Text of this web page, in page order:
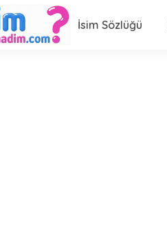
İsim Sözlüğü